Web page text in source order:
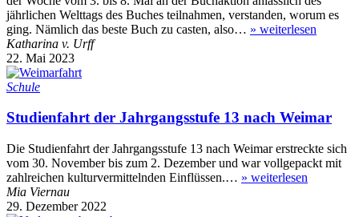
jährlichen Welttags des Buches teilnahmen, verstanden, worum es
ging. Nämlich das beste Buch zu casten, also… » weiterlesen
Katharina v. Urff
22. Mai 2023
Schule
Studienfahrt der Jahrgangsstufe 13 nach Weimar
Die Studienfahrt der Jahrgangsstufe 13 nach Weimar erstreckte sich
vom 30. November bis zum 2. Dezember und war vollgepackt mit
zahlreichen kulturvermittelnden Einflüssen.… » weiterlesen
Mia Viernau
29. Dezember 2022